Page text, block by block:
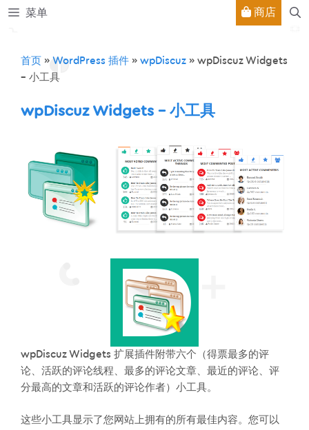
跳
菜单 商店
首页 » WordPress 插件 » wpDiscuz » wpDiscuz Widgets
– 小工具
wpDiscuz Widgets – 小工具
wpDiscuz Widgets 扩展插件附带六个（得票最多的评
论、活跃的评论线程、最多的评论文章、最近的评论、评
分最高的文章和活跃的评论作者）小工具。
这些小工具显示了您网站上拥有的所有最佳内容。您可以